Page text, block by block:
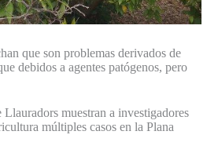
que son problemas derivados de
debidos a agentes patógenos, pero
muestran a investigadores
múltiples casos en la Plana